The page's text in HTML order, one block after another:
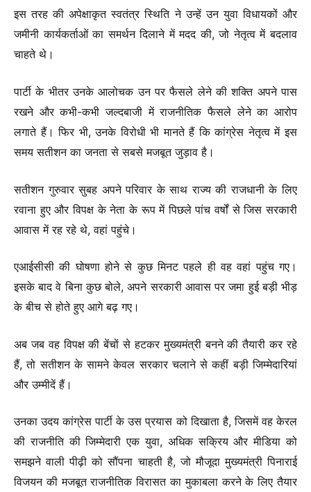
इस तरह की अपेक्षाकृत स्वतंत्र स्थिति ने उन्हें उन युवा विधायकों और
जमीनी कार्यकर्ताओं का समर्थन दिलाने में मदद की, जो नेतृत्व में बदलाव
चाहते थे।
पार्टी के भीतर उनके आलोचक उन पर फैसले लेने की शक्ति अपने पास
रखने और कभी-कभी जल्दबाजी में राजनीतिक फैसले लेने का आरोप
लगाते हैं। फिर भी, उनके विरोधी भी मानते हैं कि कांग्रेस नेतृत्व में इस
समय सतीशन का जनता से सबसे मजबूत जुड़ाव है।
सतीशन गुरुवार सुबह अपने परिवार के साथ राज्य की राजधानी के लिए
रवाना हुए और विपक्ष के नेता के रूप में पिछले पांच वर्षों से जिस सरकारी
आवास में रह रहे थे, वहां पहुंचे।
एआईसीसी की घोषणा होने से कुछ मिनट पहले ही वह वहां पहुंच गए।
इसके बाद वे बिना कुछ बोले, अपने सरकारी आवास पर जमा हुई बड़ी भीड़
के बीच से होते हुए आगे बढ़ गए।
अब जब वह विपक्ष की बेंचों से हटकर मुख्यमंत्री बनने की तैयारी कर रहे
हैं, तो सतीशन के सामने केवल सरकार चलाने से कहीं बड़ी जिम्मेदारियां
और उम्मीदें हैं।
उनका उदय कांग्रेस पार्टी के उस प्रयास को दिखाता है, जिसमें वह केरल
की राजनीति की जिम्मेदारी एक युवा, अधिक सक्रिय और मीडिया को
समझने वाली पीढ़ी को सौंपना चाहती है, जो मौजूदा मुख्यमंत्री पिनाराई
विजयन की मजबूत राजनीतिक विरासत का मुकाबला करने के लिए तैयार